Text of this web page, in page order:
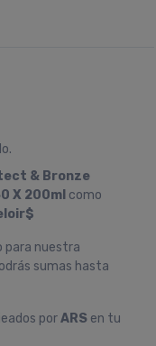
& Bronze
X 200ml como
para nuestra
sumas hasta
porARS en tu